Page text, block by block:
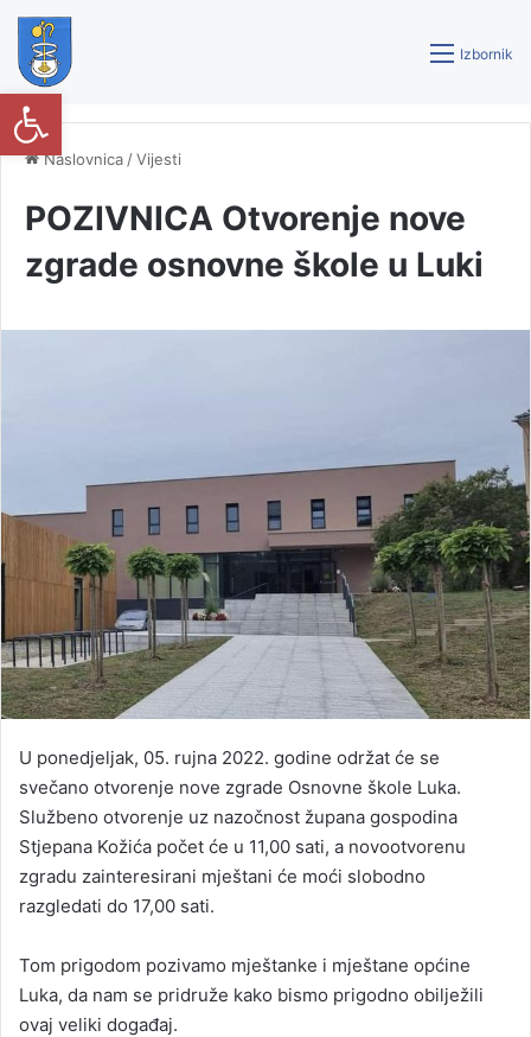
Izbornik
Naslovnica /Vijesti
POZIVNICA Otvorenje nove
zgrade osnovne škole u Luki
U ponedjeljak, 05. rujna 2022. godine održat će se
svečano otvorenje nove zgrade Osnovne škole Luka.
Službeno otvorenje uz nazočnost župana gospodina
Stjepana Kožića počet će u 11,00 sati, a novootvorenu
zgradu zainteresirani mještani će moći slobodno
razgledati do 17,00 sati.
Tom prigodom pozivamo mještanke i mještane općine
Luka, da nam se pridruže kako bismo prigodno obilježili
ovaj veliki događaj.
Open toolbar